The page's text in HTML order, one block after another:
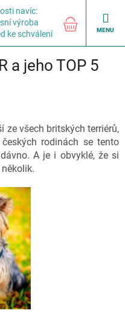
navíc:
výroba
ke schválení
NÁKUPNÍ
KOŠÍK
a jeho TOP 5
ze všech britských terriérů,
rodinách se tento
A je i obvyklé, že si